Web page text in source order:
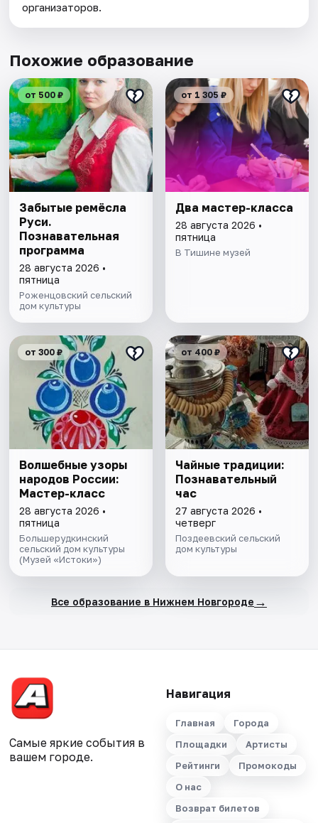
организаторов.
Похожие образование
от 500 ₽
Забытые ремёсла
Руси.
Познавательная
программа
28 августа 2026 •
пятница
Роженцовский сельский
дом культуры
от 1 305 ₽
Два мастер-класса
28 августа 2026 •
пятница
В Тишине музей
от 300 ₽
Волшебные узоры
народов России:
Мастер-класс
28 августа 2026 •
пятница
Большерудкинский
сельский дом культуры
(Музей «Истоки»)
от 400 ₽
Чайные традиции:
Познавательный
час
27 августа 2026 •
четверг
Поздеевский сельский
дом культуры
Все образование в Нижнем Новгороде →
Самые яркие события в
вашем городе.
Навигация
Главная
Города
Площадки
Артисты
Рейтинги
Промокоды
О нас
Возврат билетов